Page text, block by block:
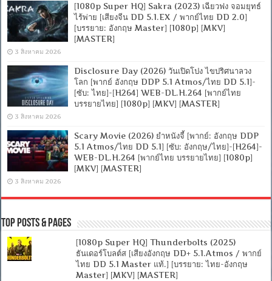
[1080p Super HQ] Sakra (2023) เฉียวฟง จอมยุทธ์
ไร้พ่าย [เสียงจีน DD 5.1.EX / พากย์ไทย DD 2.0]
[บรรยาย: อังกฤษ Master] [1080p] [MKV]
[MASTER]
3 สิงหาคม 2026
Disclosure Day (2026) วันเปิดโปง ไขปริศนาลวง
โลก [พากย์ อังกฤษ DDP 5.1 Atmos/ไทย DD 5.1]-
[ซับ: ไทย]-[H264] WEB-DL.H.264 [พากย์ไทย
บรรยายไทย] [1080p] [MKV] [MASTER]
3 สิงหาคม 2026
Scary Movie (2026) ยำหนังจี้ [พากย์: อังกฤษ DDP
5.1 Atmos/ไทย DD 5.1] [ซับ: อังกฤษ/ไทย]-[H264]-
WEB-DL.H.264 [พากย์ไทย บรรยายไทย] [1080p]
[MKV] [MASTER]
3 สิงหาคม 2026
Top Posts & Pages
[1080p Super HQ] Thunderbolts (2025)
ธันเดอร์โบลต์ส [เสียงอังกฤษ DD+ 5.1.Atmos / พากย์
ไทย DD 5.1 Master แท้.] [บรรยาย: ไทย-อังกฤษ
Master] [MKV] [MASTER]